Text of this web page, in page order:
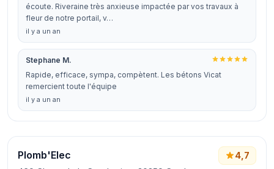
écoute. Riveraine très anxieuse impactée par vos travaux à
fleur de notre portail, v…
il y a un an
Stephane M.
Rapide, efficace, sympa, compètent. Les bétons Vicat
remercient toute l'équipe
il y a un an
Plomb'Elec 4,7